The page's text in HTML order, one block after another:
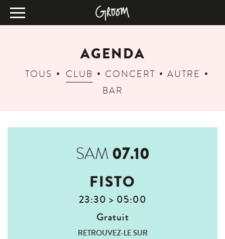
AGENDA
TOUS CLUB CONCERT
AUTRE
BAR
SAM 07.10
FISTO
23:30 > 05:00
Gratuit
RETROUVEZ-LE SUR